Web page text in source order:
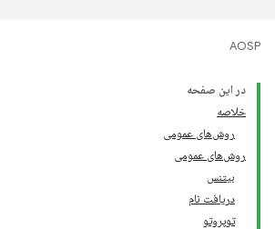
AOSP
در این صفحه
خلاصه
روش‌های عمومی
روش‌های عمومی
بیتنس
دریافت نام
توپروتو